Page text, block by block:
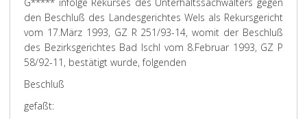
den Beschluß des Landesgerichtes Wels als Rekursgericht
vom 17.März 1993, GZ R 251/93-14, womit der Beschluß
des Bezirksgerichtes Bad Ischl vom 8.Februar 1993, GZ P
58/92-11, bestätigt wurde, folgenden
Beschluß
gefaßt: